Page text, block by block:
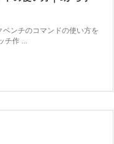
ンチのコマンドの使い方を
チ作 ...